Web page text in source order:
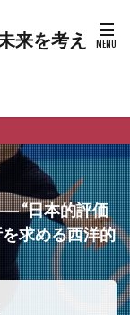
“日本的評価
求める西洋的